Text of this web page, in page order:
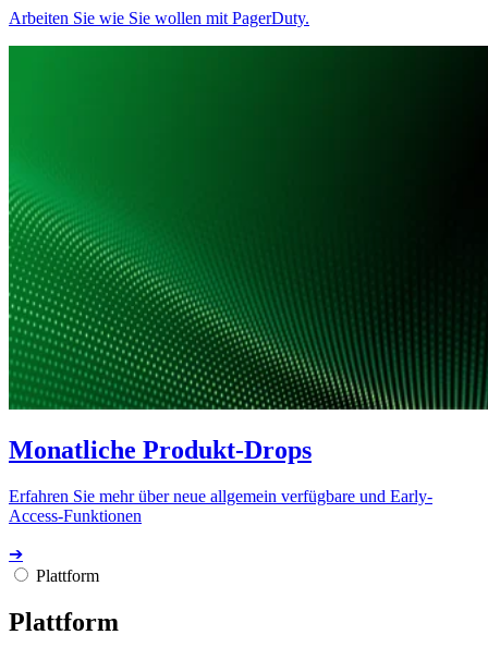
Arbeiten Sie wie Sie wollen mit PagerDuty.
Monatliche Produkt-Drops
Erfahren Sie mehr über neue allgemein verfügbare und Early-
Access-Funktionen
➔
Plattform
Plattform